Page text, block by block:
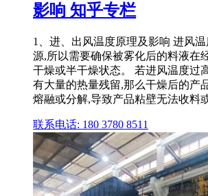
影响 知乎专栏
1、进、出风温度原理及影响 进风
源,所以需要确保被雾化后的料液在
干燥或半干燥状态。 若进风温度过
有大量的热量残留,那么干燥后的产
熔融或分解,导致产品粘壁无法收料
联系电话: 180 3780 8511